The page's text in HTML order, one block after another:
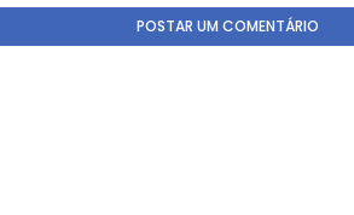
POSTAR UM COMENTÁRIO